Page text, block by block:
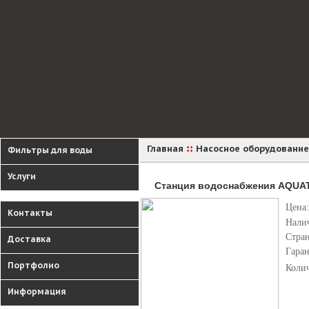
Фильтры для воды
Услуги
Контакты
Доставка
Портфолио
Информация
Главная :: Насосное оборудование
Станция водоснабжения
Цена: